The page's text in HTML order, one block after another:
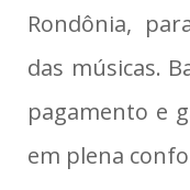
Rondônia,
das músicas.
pagamento e
em plena